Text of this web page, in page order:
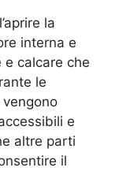
la
interna e
calcare che
le
e
altre parti
il